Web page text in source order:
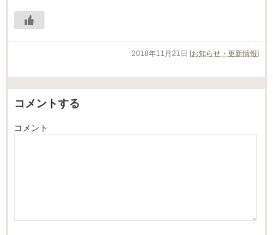
2018年11月21日 [お知らせ・更新情報]
コメントする
コメント